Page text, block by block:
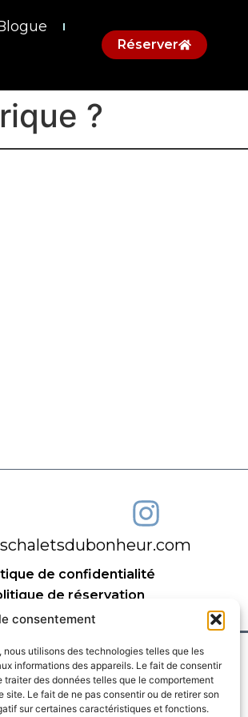
consentement
utilisons des technologies telles que les
informations des appareils. Le fait de consentir
des données telles que le comportement
site. Le fait de ne pas consentir ou de retirer son
sur certaines caractéristiques et fonctions.
Réserver
?
de confidentialité
de réservation